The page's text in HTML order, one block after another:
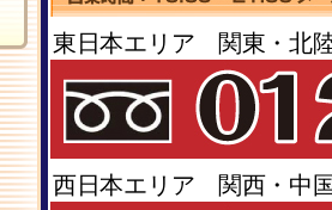
東日本エリア 関東・北
西日本エリア 関西・中